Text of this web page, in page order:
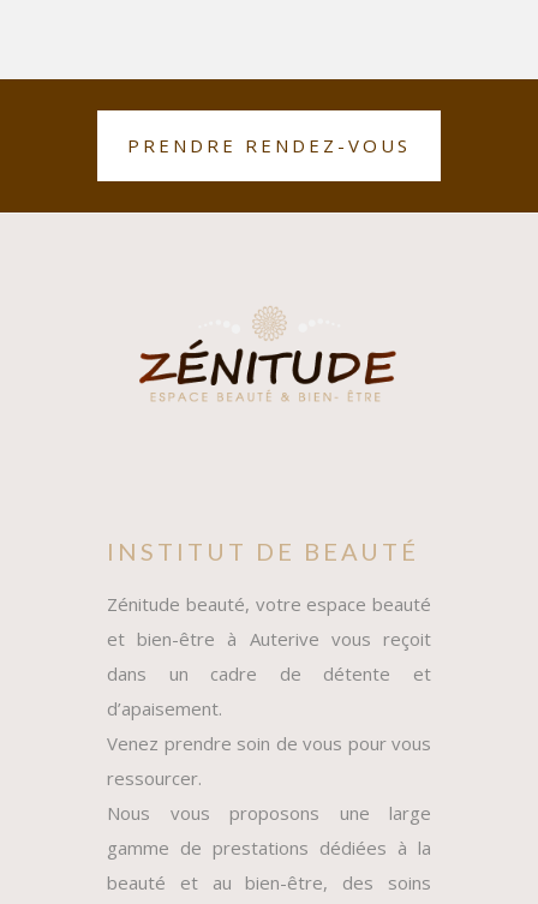
PRENDRE RENDEZ-VOUS
INSTITUT DE BEAUTÉ
Zénitude beauté, votre espace beauté
et bien-être à Auterive vous reçoit
dans un cadre de détente et
d’apaisement.
Venez prendre soin de vous pour vous
ressourcer.
Nous vous proposons une large
gamme de prestations dédiées à la
beauté et au bien-être, des soins